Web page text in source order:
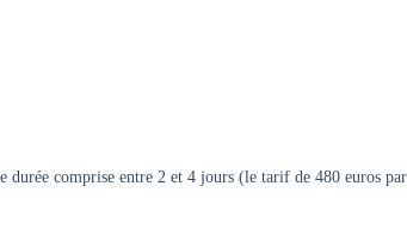
durée comprise entre 2 et 4 jours (le tarif de 480 euros